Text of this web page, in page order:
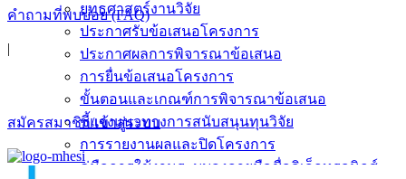
คำถามที่พบบ่อย (FAQ)
|
สมัครสมาชิก/เข้าสู่ระบบ
ยุทธศาสตร์งานวิจัย
ประกาศรับข้อเสนอโครงการ
ประกาศผลการพิจารณาข้อเสนอ
การยื่นข้อเสนอโครงการ
ขั้นตอนและเกณฑ์การพิจารณาข้อเสนอ
ชี้แจงแนวทางการสนับสนุนทุนวิจัย
การรายงานผลและปิดโครงการ
คู่มือการใช้งานระบบลงลายมือชื่ออิเล็กทรอนิกส์